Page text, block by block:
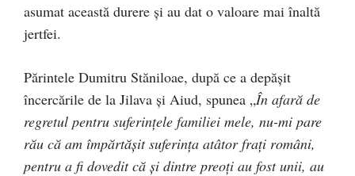
asumat această durere şi au dat o valoare mai înaltă
jertfei.
Părintele Dumitru Stăniloae, după ce a depăşit
încercările de la Jilava şi Aiud, spunea „În afară de
regretul pentru suferinţele familiei mele, nu-mi pare
rău că am împărtăşit suferinţa atâtor fraţi români,
pentru a fi dovedit că şi dintre preoţi au fost unii, au